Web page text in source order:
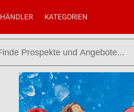
HÄNDLER KATEGORIEN